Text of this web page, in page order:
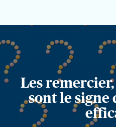
Les
sont le signe